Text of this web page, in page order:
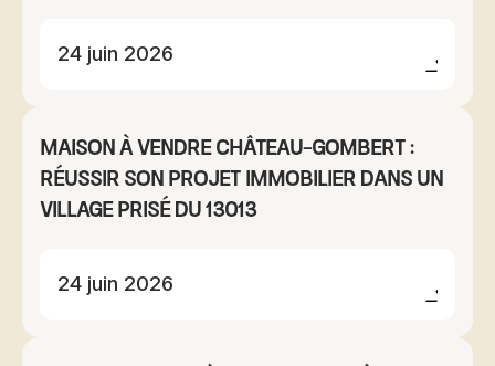
24 juin 2026
Maison à vendre Château-Gombert :
réussir son projet immobilier dans un
village prisé du 13013
24 juin 2026